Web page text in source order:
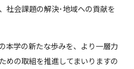
社会課題の解決･地域への貢献を
本学の新たな歩みを、より一層力
めの取組を推進してまいりますの